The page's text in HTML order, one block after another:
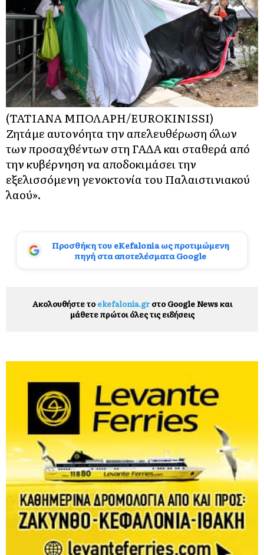
(ΤΑΤΙΑΝΑ ΜΠΟΛΑΡΗ/EUROKINISSI)
Ζητάμε αυτονόητα την απελευθέρωση όλων
των προσαχθέντων στη ΓΑΔΑ και σταθερά από
την κυβέρνηση να αποδοκιμάσει την
εξελισσόμενη γενοκτονία του Παλαιστινιακού
λαού».
Προσθήκη του eKefalonia ως προτιμώμενη
πηγή στα αποτελέσματα Google
Ακολουθήστε το ekefalonia.grστο Google News και
μάθετε πρώτοι όλες τις ειδήσεις